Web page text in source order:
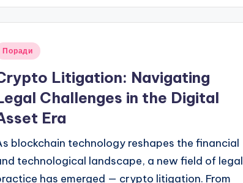
Поради
Litigation: Navigating
Challenges in the Digital
Era
blockchain technology reshapes the financial
technological landscape, a new field of legal
has emerged — crypto litigation. From